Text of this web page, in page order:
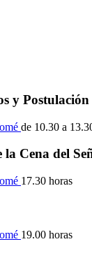
y
de 10.30 a
la Cena del
17.30 horas
19.00 horas